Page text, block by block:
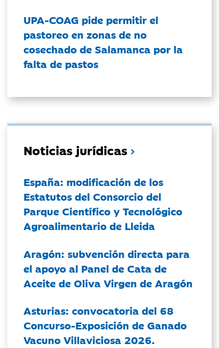
UPA-COAG pide permitir el
pastoreo en zonas de no
cosechado de Salamanca por la
falta de pastos
Noticias jurídicas
España: modificación de los
Estatutos del Consorcio del
Parque Científico y Tecnológico
Agroalimentario de Lleida
Aragón: subvención directa para
el apoyo al Panel de Cata de
Aceite de Oliva Virgen de Aragón
Asturias: convocatoria del 68
Concurso-Exposición de Ganado
Vacuno Villaviciosa 2026.